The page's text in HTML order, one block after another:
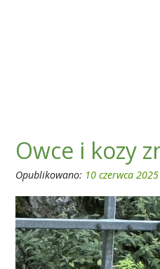
Owce i kozy
Opublikowano: 10 czerwca 2025